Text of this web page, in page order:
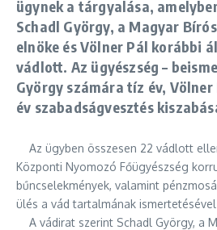
ügynek a tárgyalása,
Schadl György, a Magyar
elnöke és Völner Pál korábbi
vádlott. Az ügyészség –
György számára tíz év,
év szabadságvesztés
Az ügyben összesen 22 vádlott
Központi Nyomozó Főügyészség
bűncselekmények, valamint
ülés a vád tartalmának
A vádirat szerint Schadl György, a